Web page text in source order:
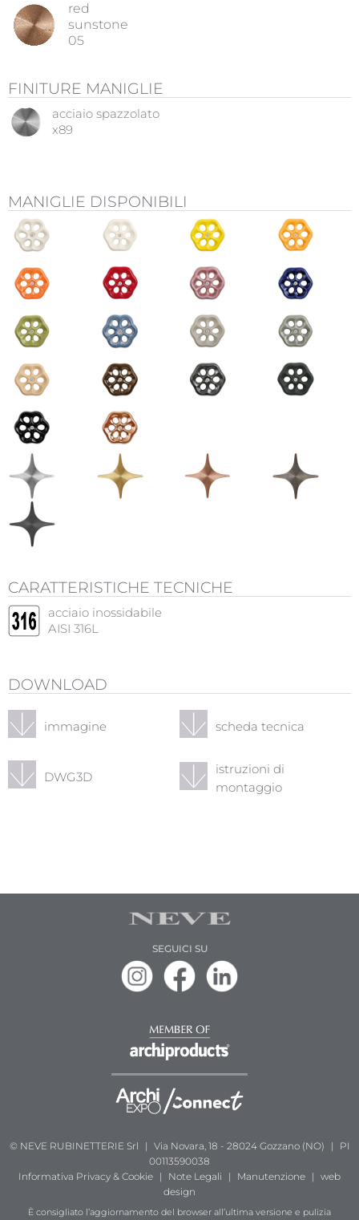
red
sunstone
05
FINITURE MANIGLIE
acciaio spazzolato
x89
MANIGLIE DISPONIBILI
CARATTERISTICHE TECNICHE
acciaio inossidabile
AISI 316L
DOWNLOAD
immagine scheda tecnica
DWG3D
istruzioni di
montaggio
SEGUICI SU
© NEVE RUBINETTERIE Srl | Via Novara, 18 - 28024 Gozzano (NO) |
PI
00113590038
Informativa Privacy & Cookie | Note Legali | Manutenzione | web
design
È consigliato l’aggiornamento del browser all’ultima versione e pulizia